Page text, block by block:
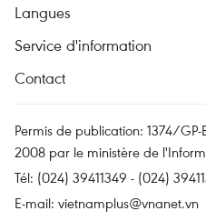
Langues
Service d'information
Contact
Permis de publication: 1374/GP-
2008 par le ministère de
Tél: (024) 39411349 - (024)
E-mail: vietnamplus@vnanet.vn